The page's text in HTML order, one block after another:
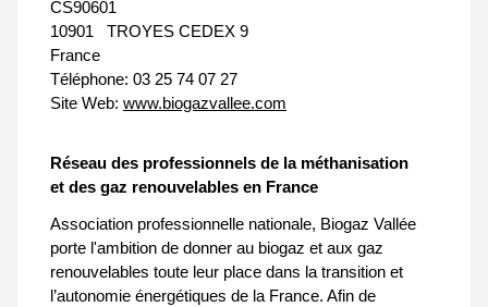
CS90601
10901
TROYES CEDEX 9
France
Téléphone: 03 25 74 07 27
Site Web: www.biogazvallee.com
Réseau des professionnels de la méthanisation
et des gaz renouvelables en France
Association professionnelle nationale, Biogaz Vallée
porte l'ambition de donner au biogaz et aux gaz
renouvelables toute leur place dans la transition et
l’autonomie énergétiques de la France. Afin de